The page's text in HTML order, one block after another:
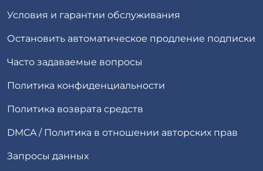
Условия и гарантии обслуживания
Остановить автоматическое продление подписки
Часто задаваемые вопросы
Политика конфиденциальности
Политика возврата средств
DMCA / Политика в отношении авторских прав
Запросы данных